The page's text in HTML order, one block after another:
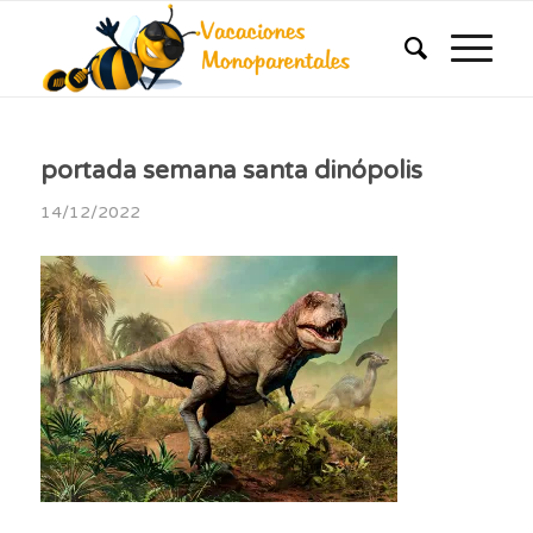
portada semana santa dinópolis
14/12/2022